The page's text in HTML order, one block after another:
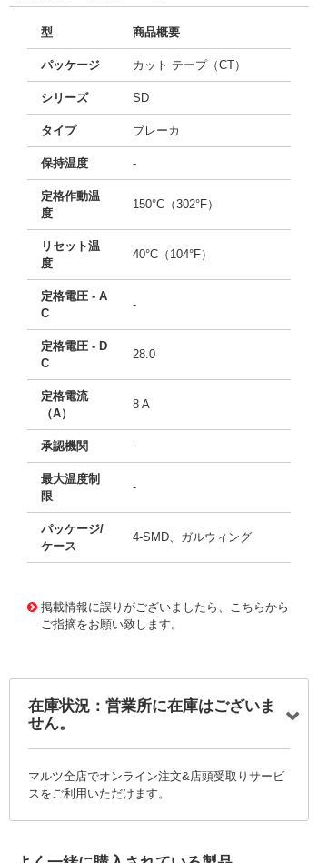
型 商品概要
パッケージ カット テープ（CT）
シリーズ SD
タイプ ブレーカ
保持温度 -
定格作動温
度
150°C（302°F）
リセット温
度
40°C（104°F）
定格電圧 - A
C
-
定格電圧 - D
C
28.0
定格電流
（A）
8 A
承認機関 -
最大温度制
限
-
パッケージ/
ケース
4-SMD、ガルウィング
掲載情報に誤りがございましたら、こちらから
ご指摘をお願い致します。
在庫状況：営業所に在庫はございま
せん。
マルツ全店でオンライン注文&店頭受取りサービ
スをご利用いただけます。